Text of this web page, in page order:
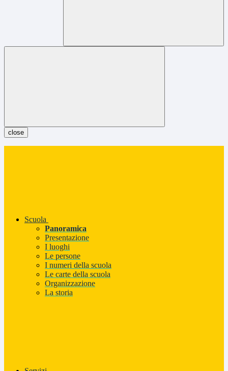
close
Scuola
Panoramica
Presentazione
I luoghi
Le persone
I numeri della scuola
Le carte della scuola
Organizzazione
La storia